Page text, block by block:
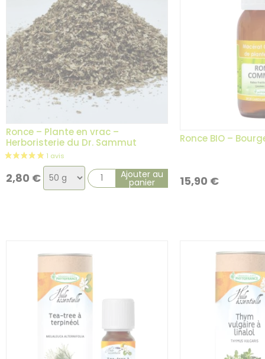
4 avis
Ronce – Plante en vrac –
Herboristerie du Dr. Sammut
2,80 € Choix
de
Ajouter au
panier
Ronce BIO –
15,90 €